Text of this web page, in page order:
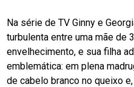
Na série de TV Ginny e
turbulenta entre uma mãe de
envelhecimento, e sua filha
emblemática: em plena
de cabelo branco no queixo